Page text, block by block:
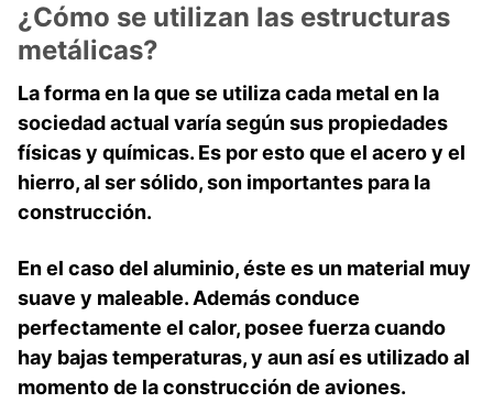
¿Cómo se utilizan las estructuras
metálicas?
La forma en la que se utiliza cada metal en la
sociedad actual varía según sus propiedades
físicas y químicas. Es por esto que el acero y el
hierro, al ser sólido, son importantes para la
construcción.
En el caso del aluminio, éste es un material muy
suave y maleable. Además conduce
perfectamente el calor, posee fuerza cuando
hay bajas temperaturas, y aun así es utilizado al
momento de la construcción de aviones.